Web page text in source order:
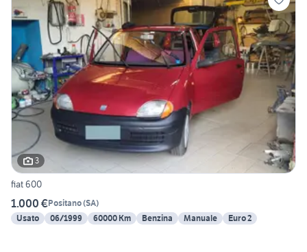
3
fiat 600
1.000 €Positano(SA)
Usato
06/1999 60000 Km Benzina Manuale Euro 2